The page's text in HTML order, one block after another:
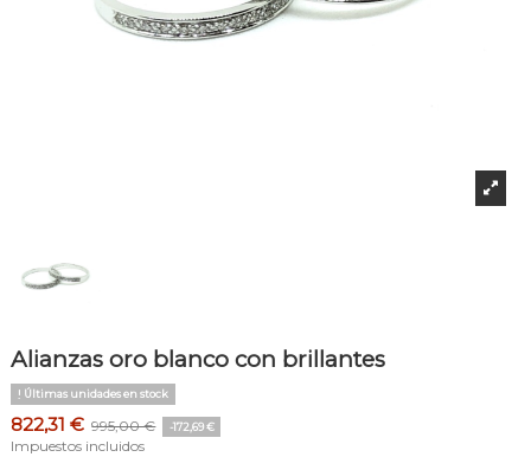
Alianzas oro blanco con brillantes
Últimas unidades en stock
822,31 € 995,00 € -172,69 €
Impuestos incluidos